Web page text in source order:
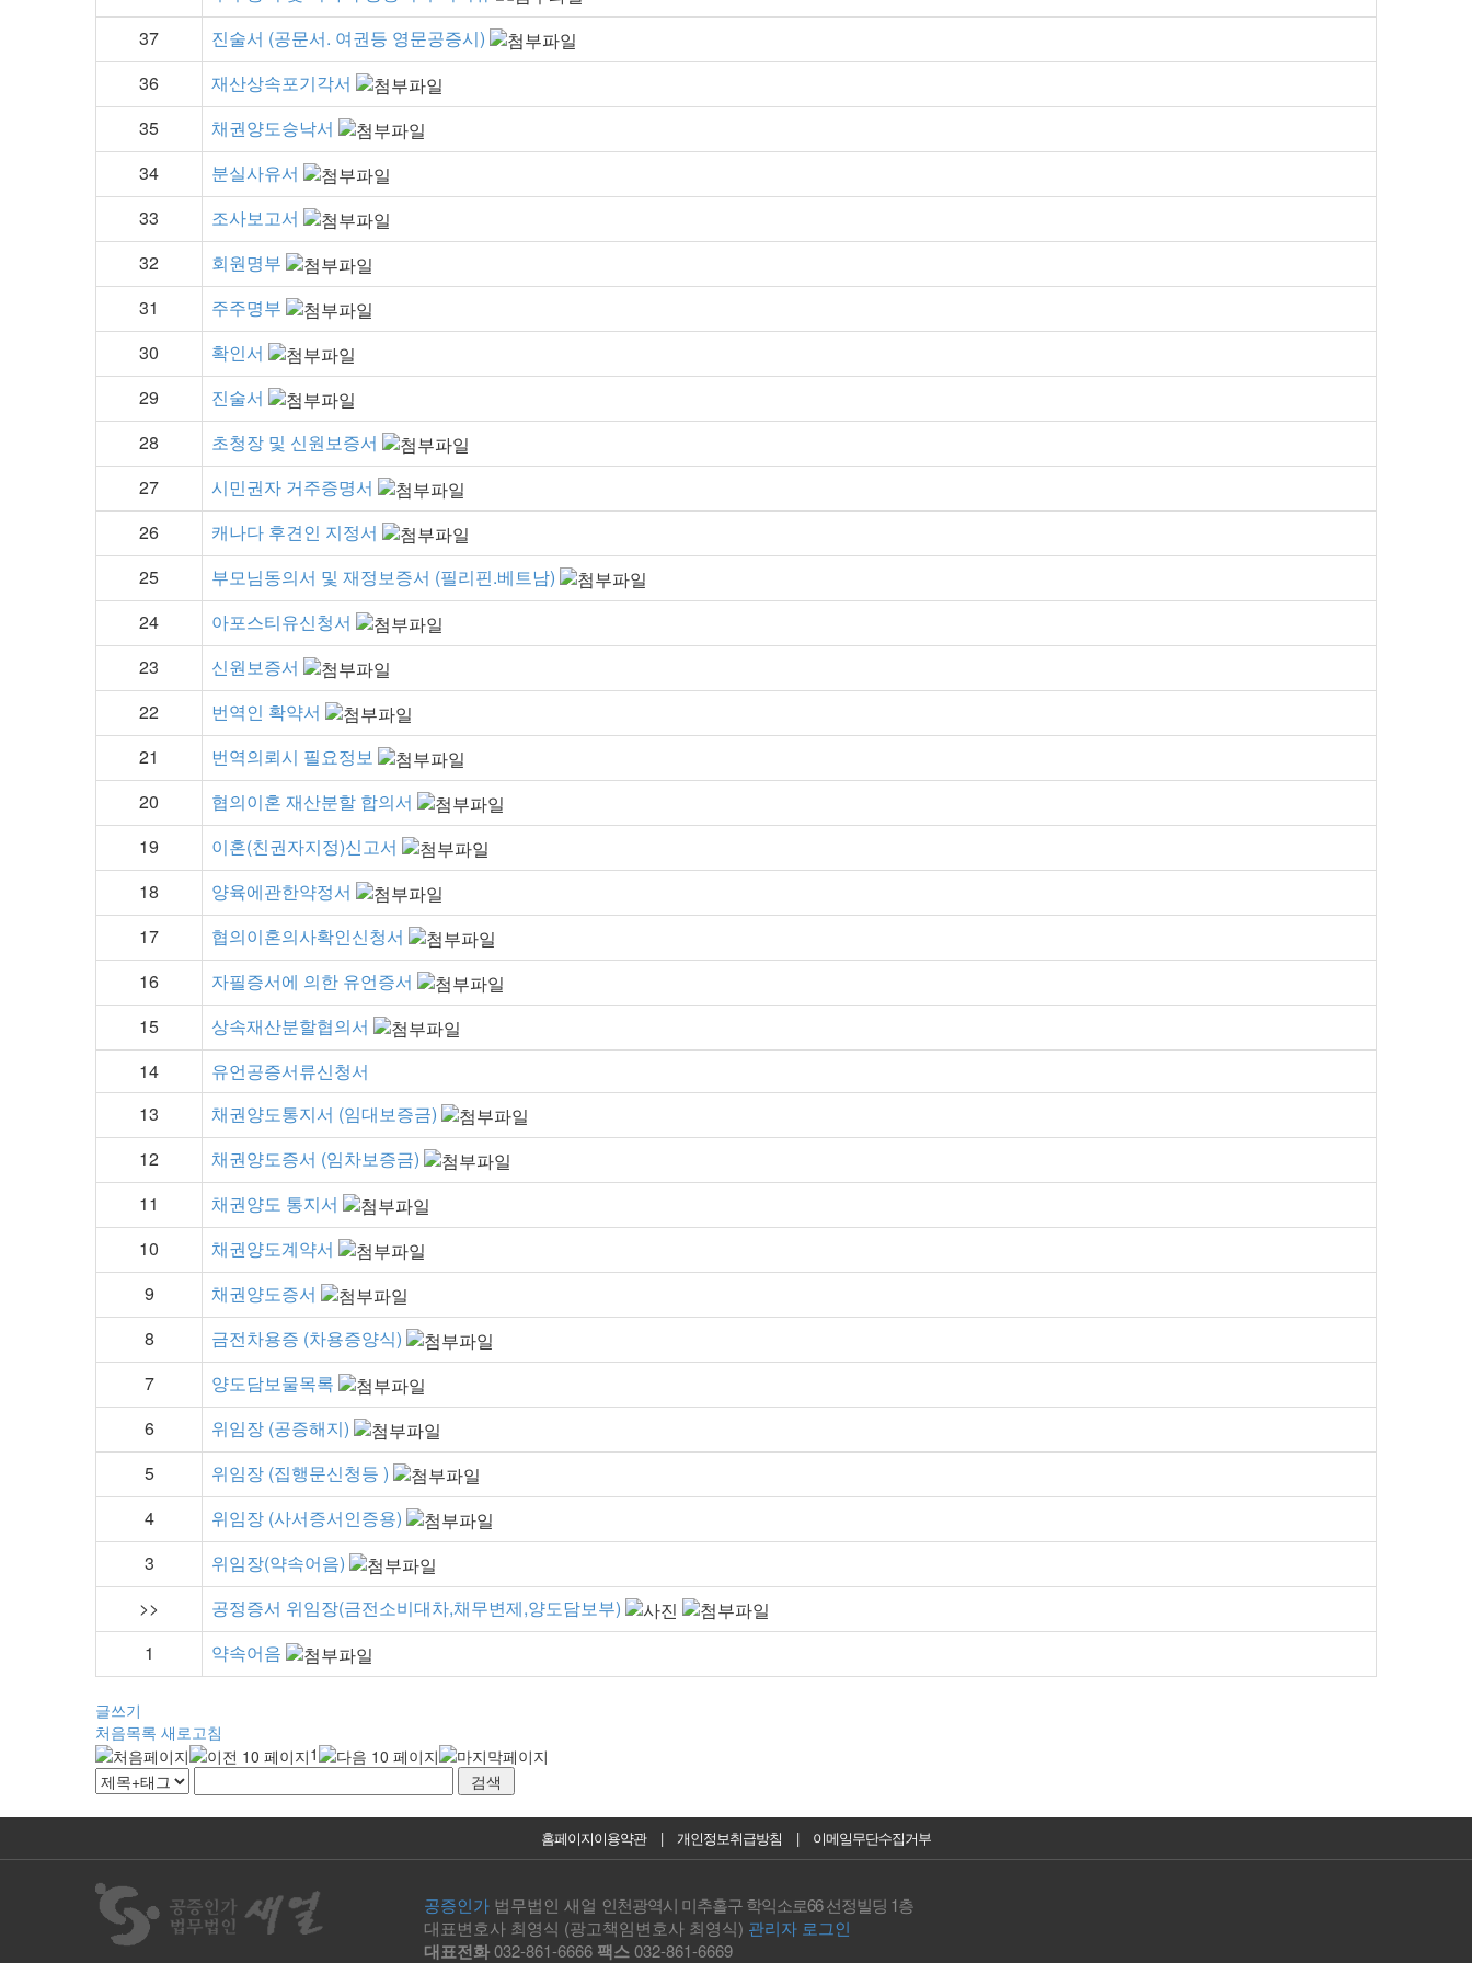
37
진술서 (공문서. 여권등 영문공증시)
36
재산상속포기각서
35
채권양도승낙서
34
분실사유서
33
조사보고서
32
회원명부
31
주주명부
30
확인서
29
진술서
28
초청장 및 신원보증서
27
시민권자 거주증명서
26
캐나다 후견인 지정서
25
부모님동의서 및 재정보증서 (필리핀.베트남)
24
아포스티유신청서
23
신원보증서
22
번역인 확약서
21
번역의뢰시 필요정보
20
협의이혼 재산분할 합의서
19
이혼(친권자지정)신고서
18
양육에관한약정서
17
협의이혼의사확인신청서
16
자필증서에 의한 유언증서
15
상속재산분할협의서
14
유언공증서류신청서
13
채권양도통지서 (임대보증금)
12
채권양도증서 (임차보증금)
11
채권양도 통지서
10
채권양도계약서
9
채권양도증서
8
금전차용증 (차용증양식)
7
양도담보물목록
6
위임장 (공증해지)
5
위임장 (집행문신청등 )
4
위임장 (사서증서인증용)
3
위임장(약속어음)
>>
공정증서 위임장(금전소비대차,채무변제,양도담보부)
1
약속어음
글쓰기
처음목록 새로고침
1
홈페이지이용약관 | 개인정보취급방침 | 이메일무단수집거부
공증인가 법무법인 새얼 인천광역시 미추홀구 학익소로66 선정빌딩 1층
대표변호사 최영식 (광고책임변호사 최영식) 관리자 로그인
대표전화032-861-6666 팩스032-861-6669